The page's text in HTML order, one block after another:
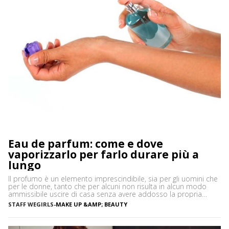
Eau de parfum: come e dove
vaporizzarlo per farlo durare più a
lungo
Il profumo è un elemento imprescindibile, sia per gli uomini che
per le donne, tanto che per alcuni non risulta in alcun modo
ammissibile uscire di casa senza avere addosso la propria
essenza preferita. Indossare una fragranza, infatti, è un gesto in
grado di donare una sensazione di benessere e di grande
STAFF WEGIRLS-MAKE UP &AMP; BEAUTY